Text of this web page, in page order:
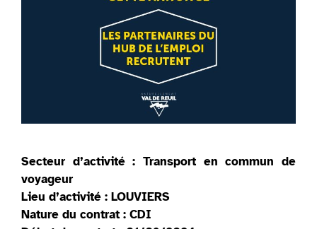
Secteur d’activité : Transport en commun de
voyageur
Lieu d’activité : LOUVIERS
Nature du contrat : CDI